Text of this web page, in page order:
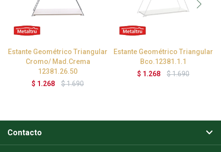
Estante Geométrico Triangular
Cromo/ Mad.Crema
12381.26.50
$ 1.268 $1.690
Estante Geométrico Triangular
Bco.12381.1.1
$ 1.268 $1.690
Contacto